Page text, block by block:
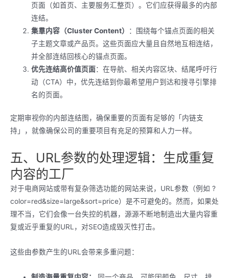
页面（如首页、主要服务汇整页）。它们应获得最多的内部
连结。
集羣内容（Cluster Content）
：围绕每个锚点页面的相关
子主题文章或产品页。这些页面应大量且自然地互相连结，
并全部连结回核心的锚点页面。
优先连结高价值页面：在导航、相关内容区块、结尾呼吁行
动（CTA）中，优先连结到你最希望用户到达和搜寻引擎排
名的页面。
定期审视你的内部连结图，确保重要的页面有足够的「内链支
持」，就像确保公司的重要项目有充足的预算和人力一样。
五、URL参数的处理逻辑：生成重复
内容的工厂
对于电商网站或带有复杂筛选功能的网站来说，URL参数（例如 ?
color=red&size=large&sort=price）是不可避免的。然而，如果处
理不当，它们会像一台失控的机器，源源不断地制造出大量内容重
复或近乎重复的URL，对SEO造成毁灭性打击。
这些由参数产生的URL会带来多重问题：